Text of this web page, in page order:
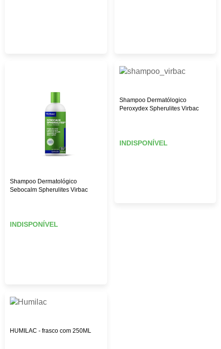
Shampoo Dermatológico
Sebocalm Spherulites Virbac
INDISPONÍVEL
Shampoo Dermatólogico
Peroxydex Spherulites Virbac
INDISPONÍVEL
HUMILAC - frasco com 250ML